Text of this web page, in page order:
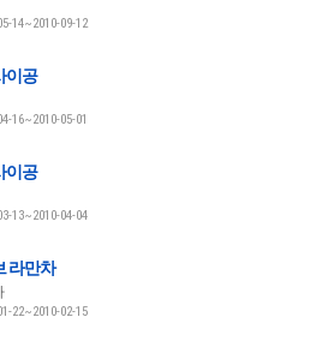
14~2010-09-12
이공
16~2010-05-01
이공
13~2010-04-04
라만차
22~2010-02-15